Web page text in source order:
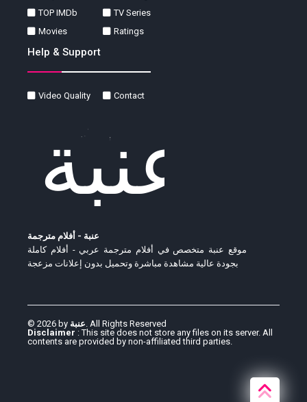
TOP IMDb
TV Series
Movies
Ratings
Help & Support
Video Quality Contact
عنبة - أفلام مترجمة
موقع عنبة متخصص في أفلام مترجمة عربي - أفلام كاملة
بجودة عالية مشاهدة مباشرة وتحميل بدون إعلانات مزعجة
© 2026 by عنبة. All Rights Reserved
Disclaimer : This site does not store any files on its server. All
contents are provided by non-affiliated third parties.